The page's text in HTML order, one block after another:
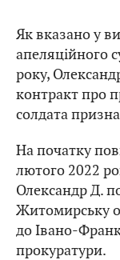
Як вказано у
апеляційного
року,
контракт про
солдата
На початку
лютого 2022
Олександр Д.
Житомирську
до Івано-
прокуратури.